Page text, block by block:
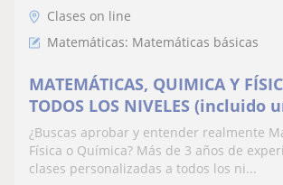
Clases on line
Matemáticas: Matemáticas básicas
MATEMÁTICAS, QUIMICA Y
TODOS LOS NIVELES (incluido
¿Buscas aprobar y entender realmente
Física o Química? Más de 3 años de
clases personalizadas a todos los ni...